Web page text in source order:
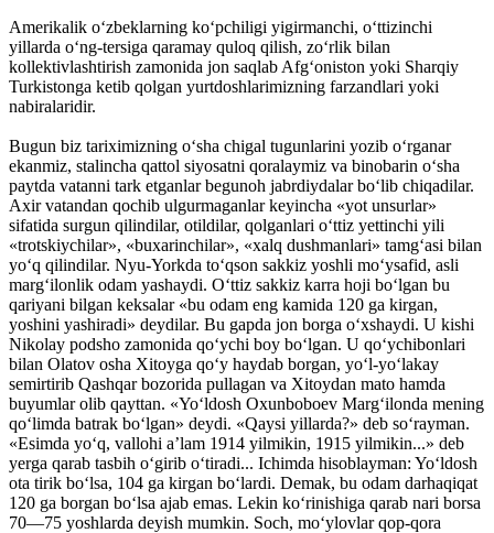
Amerikalik o‘zbeklarning ko‘pchiligi yigirmanchi, o‘ttizinchi
yillarda o‘ng-tersiga qaramay quloq qilish, zo‘rlik bilan
kollektivlashtirish zamonida jon saqlab Afg‘oniston yoki Sharqiy
Turkistonga ketib qolgan yurtdoshlarimizning farzandlari yoki
nabiralaridir.
Bugun biz tariximizning o‘sha chigal tugunlarini yozib o‘rganar
ekanmiz, stalincha qattol siyosatni qoralaymiz va binobarin o‘sha
paytda vatanni tark etganlar begunoh jabrdiydalar bo‘lib chiqadilar.
Axir vatandan qochib ulgurmaganlar keyincha «yot unsurlar»
sifatida surgun qilindilar, otildilar, qolganlari o‘ttiz yettinchi yili
«trotskiychilar», «buxarinchilar», «xalq dushmanlari» tamg‘asi bilan
yo‘q qilindilar. Nyu-Yorkda to‘qson sakkiz yoshli mo‘ysafid, asli
marg‘ilonlik odam yashaydi. O‘ttiz sakkiz karra hoji bo‘lgan bu
qariyani bilgan keksalar «bu odam eng kamida 120 ga kirgan,
yoshini yashiradi» deydilar. Bu gapda jon borga o‘xshaydi. U kishi
Nikolay podsho zamonida qo‘ychi boy bo‘lgan. U qo‘ychibonlari
bilan Olatov osha Xitoyga qo‘y haydab borgan, yo‘l-yo‘lakay
semirtirib Qashqar bozorida pullagan va Xitoydan mato hamda
buyumlar olib qayttan. «Yo‘ldosh Oxunboboev Marg‘ilonda mening
qo‘limda batrak bo‘lgan» deydi. «Qaysi yillarda?» deb so‘rayman.
«Esimda yo‘q, vallohi a’lam 1914 yilmikin, 1915 yilmikin...» deb
yerga qarab tasbih o‘girib o‘tiradi... Ichimda hisoblayman: Yo‘ldosh
ota tirik bo‘lsa, 104 ga kirgan bo‘lardi. Demak, bu odam darhaqiqat
120 ga borgan bo‘lsa ajab emas. Lekin ko‘rinishiga qarab nari borsa
70—75 yoshlarda deyish mumkin. Soch, mo‘ylovlar qop-qora